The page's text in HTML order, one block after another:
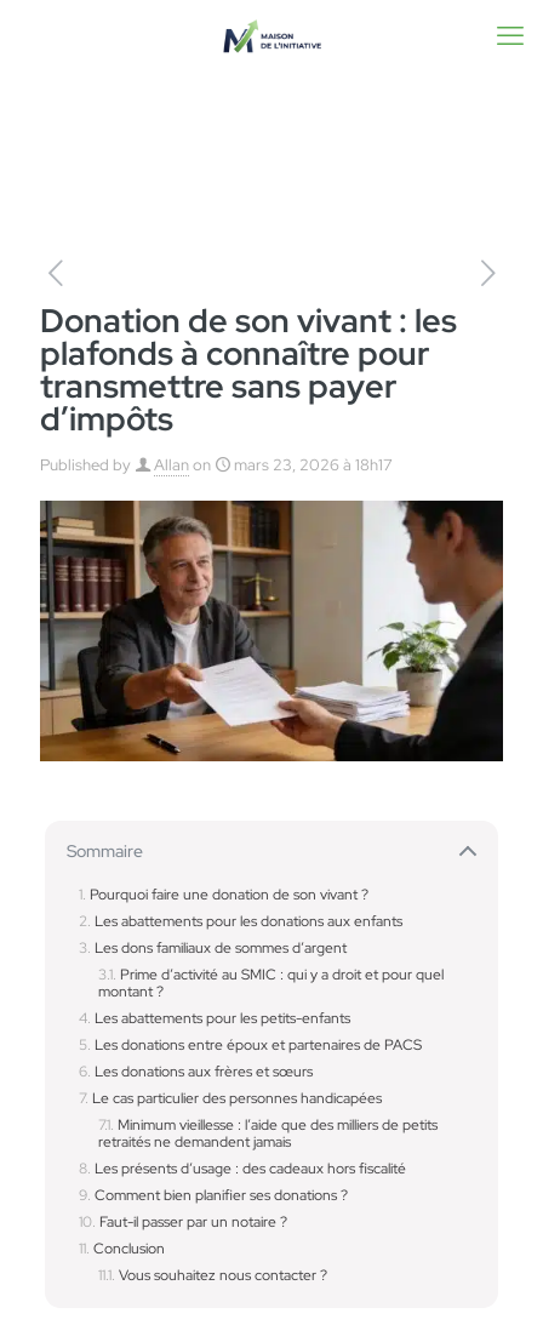
Donation de son vivant : les
plafonds à connaître pour
transmettre sans payer
d’impôts
Published by Allanon mars 23, 2026 à 18h17
Sommaire
Pourquoi faire une donation de son vivant ?
Les abattements pour les donations aux enfants
Les dons familiaux de sommes d’argent
Prime d’activité au SMIC : qui y a droit et pour quel
montant ?
Les abattements pour les petits-enfants
Les donations entre époux et partenaires de PACS
Les donations aux frères et sœurs
Le cas particulier des personnes handicapées
Minimum vieillesse : l’aide que des milliers de petits
retraités ne demandent jamais
Les présents d’usage : des cadeaux hors fiscalité
Comment bien planifier ses donations ?
Faut-il passer par un notaire ?
Conclusion
Vous souhaitez nous contacter ?